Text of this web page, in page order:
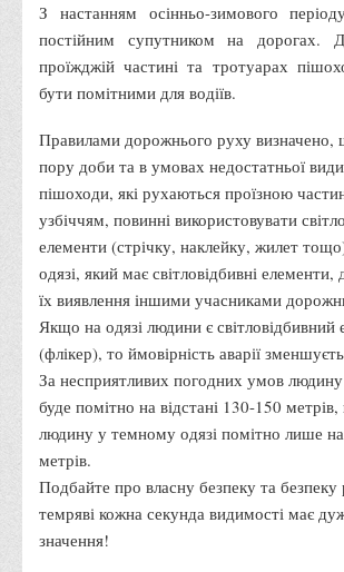
Публічна інформація
Заходи запобігання протиправним діям
Антикорупційні заходи
Протидія тероризму та насиллю
Як розпізнати глорифікацію збройної
України та протистояти їй?
Правила безпеки під час війни
Соціальна реклама
Правила поведінки у разі виявлення
Протидія торгівлі людьми
Дії населення в умовах надзвичайних
характеру
Правила безпечної поведінки учасників
умовах війни
З настанням осінньо-зимового
постійним супутником на дорогах.
проїжджій частині та тротуарах
бути помітними для водіїв.
Правилами дорожнього руху
пору доби та в умовах недостатньої
пішоходи, які рухаються проїзною
узбіччям, повинні використовувати
елементи (стрічку, наклейку, жилет
одязі, який має світловідбивні елементи,
їх виявлення іншими учасниками
Якщо на одязі людини є світловідбивний
(флікер), то ймовірність аварії
За несприятливих погодних умов
буде помітно на відстані 130-150
людину у темному одязі помітно лише на
метрів.
Подбайте про власну безпеку та
темряві кожна секунда видимості має
значення!